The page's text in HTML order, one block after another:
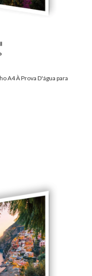
A4 À Prova D'água para